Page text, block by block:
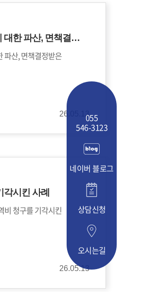
055
546-3123
네이버 블로그
상담신청
오시는길
오래된 채무들에 대한 파산, 면책결정받은 사례
파산, 면책결정받은
26.05.13
시킨 사례
비 청구를 기각시킨
26.05.13